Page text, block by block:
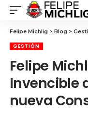
Felipe Michlig > Blog >
GESTIÓN
Felipe
Invencible
nueva